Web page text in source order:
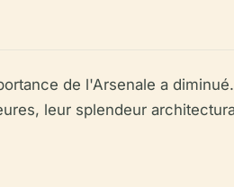
de l'Arsenale a
leur splendeur